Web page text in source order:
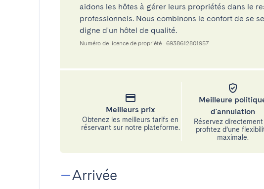
aidons les hôtes à gérer leurs propriétés dans le
professionnels. Nous combinons le confort de se
digne d'un hôtel de qualité.
Numéro de licence de propriété : 6938612801957
Meilleurs prix
Obtenez les meilleurs tarifs en
réservant sur notre plateforme.
Meilleure
d'annulation
Réservez
profitez d’une
maximale.
Arrivée